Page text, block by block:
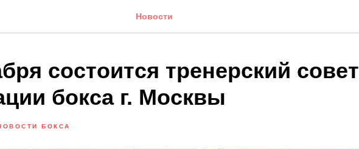
Новости
состоится тренерский совет
бокса г. Москвы
БОКСА